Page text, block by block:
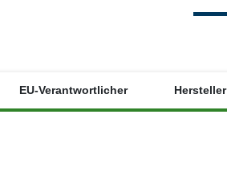
EU-Verantwortlicher Hersteller